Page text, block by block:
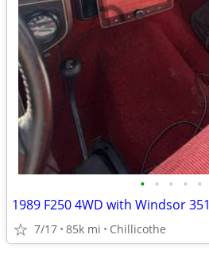
• • • • •
1989 F250 4WD with Windsor 351
7/17 85k mi Chillicothe